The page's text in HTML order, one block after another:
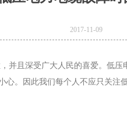
2017-11-09
并且深受广大人民的喜爱。低
心。因此我们每个人不应只关